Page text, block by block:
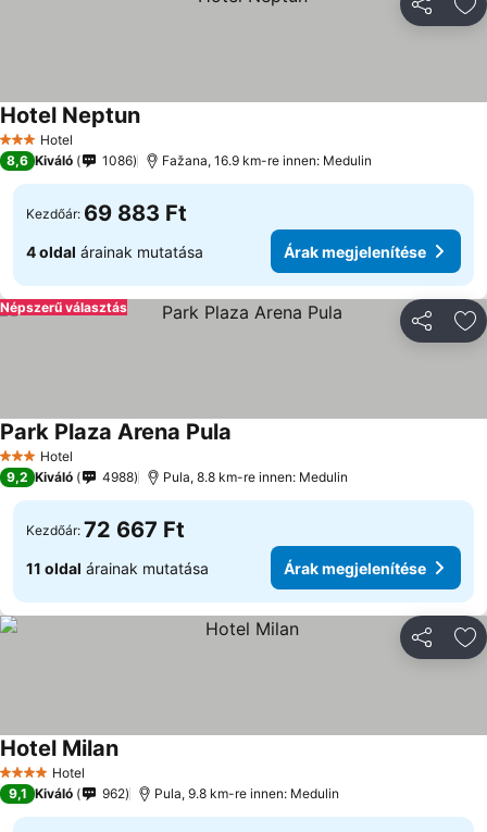
3 Kategória
Hotel
Hotel Neptun
8,6 Kiváló 1086 Fažana, 16.9 km-re innen: Medulin
Kezdőár: 69 883 Ft
4 oldal árainak mutatása Árak megjelenítése
Népszerű választás
3 Kategória
Hotel
Park Plaza Arena Pula
9,2 Kiváló 4988 Pula, 8.8 km-re innen: Medulin
Kezdőár: 72 667 Ft
11 oldal árainak mutatása Árak megjelenítése
4 KategóriaHotel
Hotel Milan
9,1 Kiváló 962 Pula, 9.8 km-re innen: Medulin